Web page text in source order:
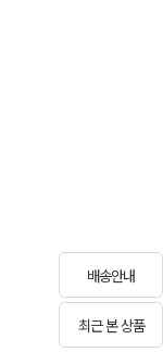
배송안내
최근 본 상품